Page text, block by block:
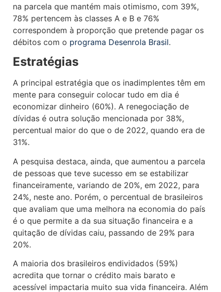
na parcela que mantém mais otimismo, com 39%,
78% pertencem às classes A e B e 76%
correspondem à proporção que pretende pagar os
débitos com o programa Desenrola Brasil.
Estratégias
A principal estratégia que os inadimplentes têm em
mente para conseguir colocar tudo em dia é
economizar dinheiro (60%). A renegociação de
dívidas é outra solução mencionada por 38%,
percentual maior do que o de 2022, quando era de
31%.
A pesquisa destaca, ainda, que aumentou a parcela
de pessoas que teve sucesso em se estabilizar
financeiramente, variando de 20%, em 2022, para
24%, neste ano. Porém, o percentual de brasileiros
que avaliam que uma melhora na economia do país
é o que permite a da sua situação financeira e a
quitação de dívidas caiu, passando de 29% para
20%.
A maioria dos brasileiros endividados (59%)
acredita que tornar o crédito mais barato e
acessível impactaria muito sua vida financeira. Além